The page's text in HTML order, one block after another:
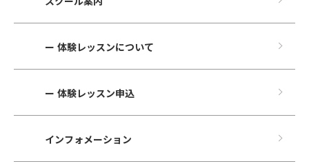
ー 体験レッスンについて
ー 体験レッスン申込
インフォメーション